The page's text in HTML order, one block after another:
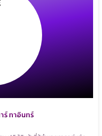
ร์ ทาอินทร์